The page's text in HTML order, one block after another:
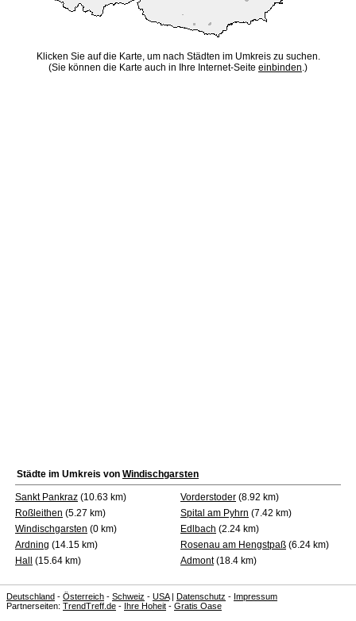
Klicken Sie auf die Karte, um nach Städten im Umkreis zu suchen.
(Sie können die Karte auch in Ihre Internet-Seite einbinden.)
Städte im Umkreis von Windischgarsten
Sankt Pankraz (10.63 km) Vorderstoder (8.92 km)
Roßleithen (5.27 km) Spital am Pyhrn (7.42 km)
Windischgarsten (0 km) Edlbach (2.24 km)
Ardning (14.15 km) Rosenau am Hengstpaß (6.24 km)
Hall
(15.64 km) Admont(18.4 km)
Deutschland - Österreich - Schweiz - USA| Datenschutz - Impressum
Partnerseiten: TrendTreff.de - Ihre Hoheit - Gratis Oase